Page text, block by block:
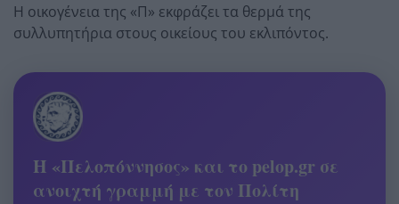
Η οικογένεια της «Π» εκφράζει τα θερμά της
συλλυπητήρια στους οικείους του εκλιπόντος.
Η «Πελοπόννησος» και το pelop.gr σε
ανοιχτή γραμμή με τον Πολίτη